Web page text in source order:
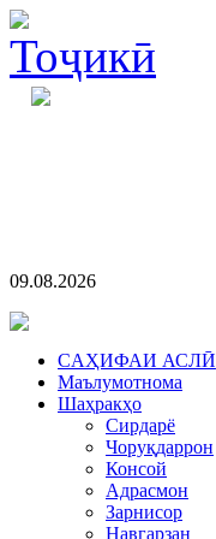
09.08.2026
CАҲИФАИ АСЛӢ
Маълумотнома
Шаҳракҳо
Сирдарё
Чоруқдаррон
Консой
Адрасмон
Зарнисор
Навгарзан